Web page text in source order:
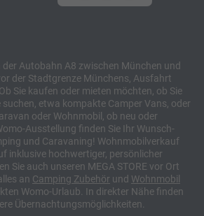
Autobahn A8 zwischen München und
der Stadtgrenze Münchens, Ausfahrt
Sie kaufen oder mieten möchten, ob Sie
suchen, etwa kompakte Camper Vans, oder
oder Wohnmobil, ob neu oder
Ausstellung finden Sie Ihr Wunsch-
und Caravaning! Wohnmobilverkauf
inklusive hochwertiger, persönlicher
Sie auch unseren MEGA STORE vor Ort
an Camping Zubehör und Wohnmobil
Womo-Urlaub. In direkter Nähe finden
Übernachtungsmöglichkeiten.